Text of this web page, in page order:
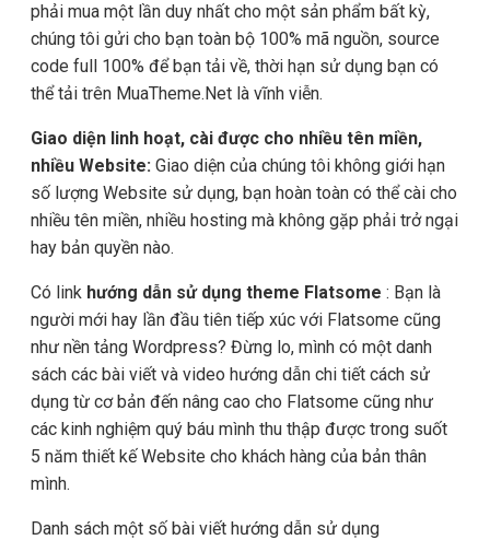
phải mua một lần duy nhất cho một sản phẩm bất kỳ,
chúng tôi gửi cho bạn toàn bộ 100% mã nguồn, source
code full 100% để bạn tải về, thời hạn sử dụng bạn có
thể tải trên MuaTheme.Net là vĩnh viễn.
Giao diện linh hoạt, cài được cho nhiều tên miền,
nhiều Website: Giao diện của chúng tôi không giới hạn
số lượng Website sử dụng, bạn hoàn toàn có thể cài cho
nhiều tên miền, nhiều hosting mà không gặp phải trở ngại
hay bản quyền nào.
Có link hướng dẫn sử dụng theme Flatsome : Bạn là
người mới hay lần đầu tiên tiếp xúc với Flatsome cũng
như nền tảng Wordpress? Đừng lo, mình có một danh
sách các bài viết và video hướng dẫn chi tiết cách sử
dụng từ cơ bản đến nâng cao cho Flatsome cũng như
các kinh nghiệm quý báu mình thu thập được trong suốt
5 năm thiết kế Website cho khách hàng của bản thân
mình.
Danh sách một số bài viết hướng dẫn sử dụng